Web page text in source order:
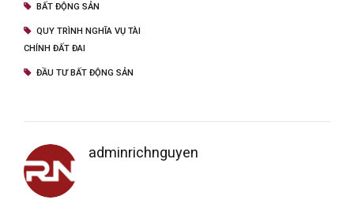
BẤT ĐỘNG SẢN
QUY TRÌNH NGHĨA VỤ TÀI
CHÍNH ĐẤT ĐAI
ĐẦU TƯ BẤT ĐỘNG SẢN
adminrichnguyen